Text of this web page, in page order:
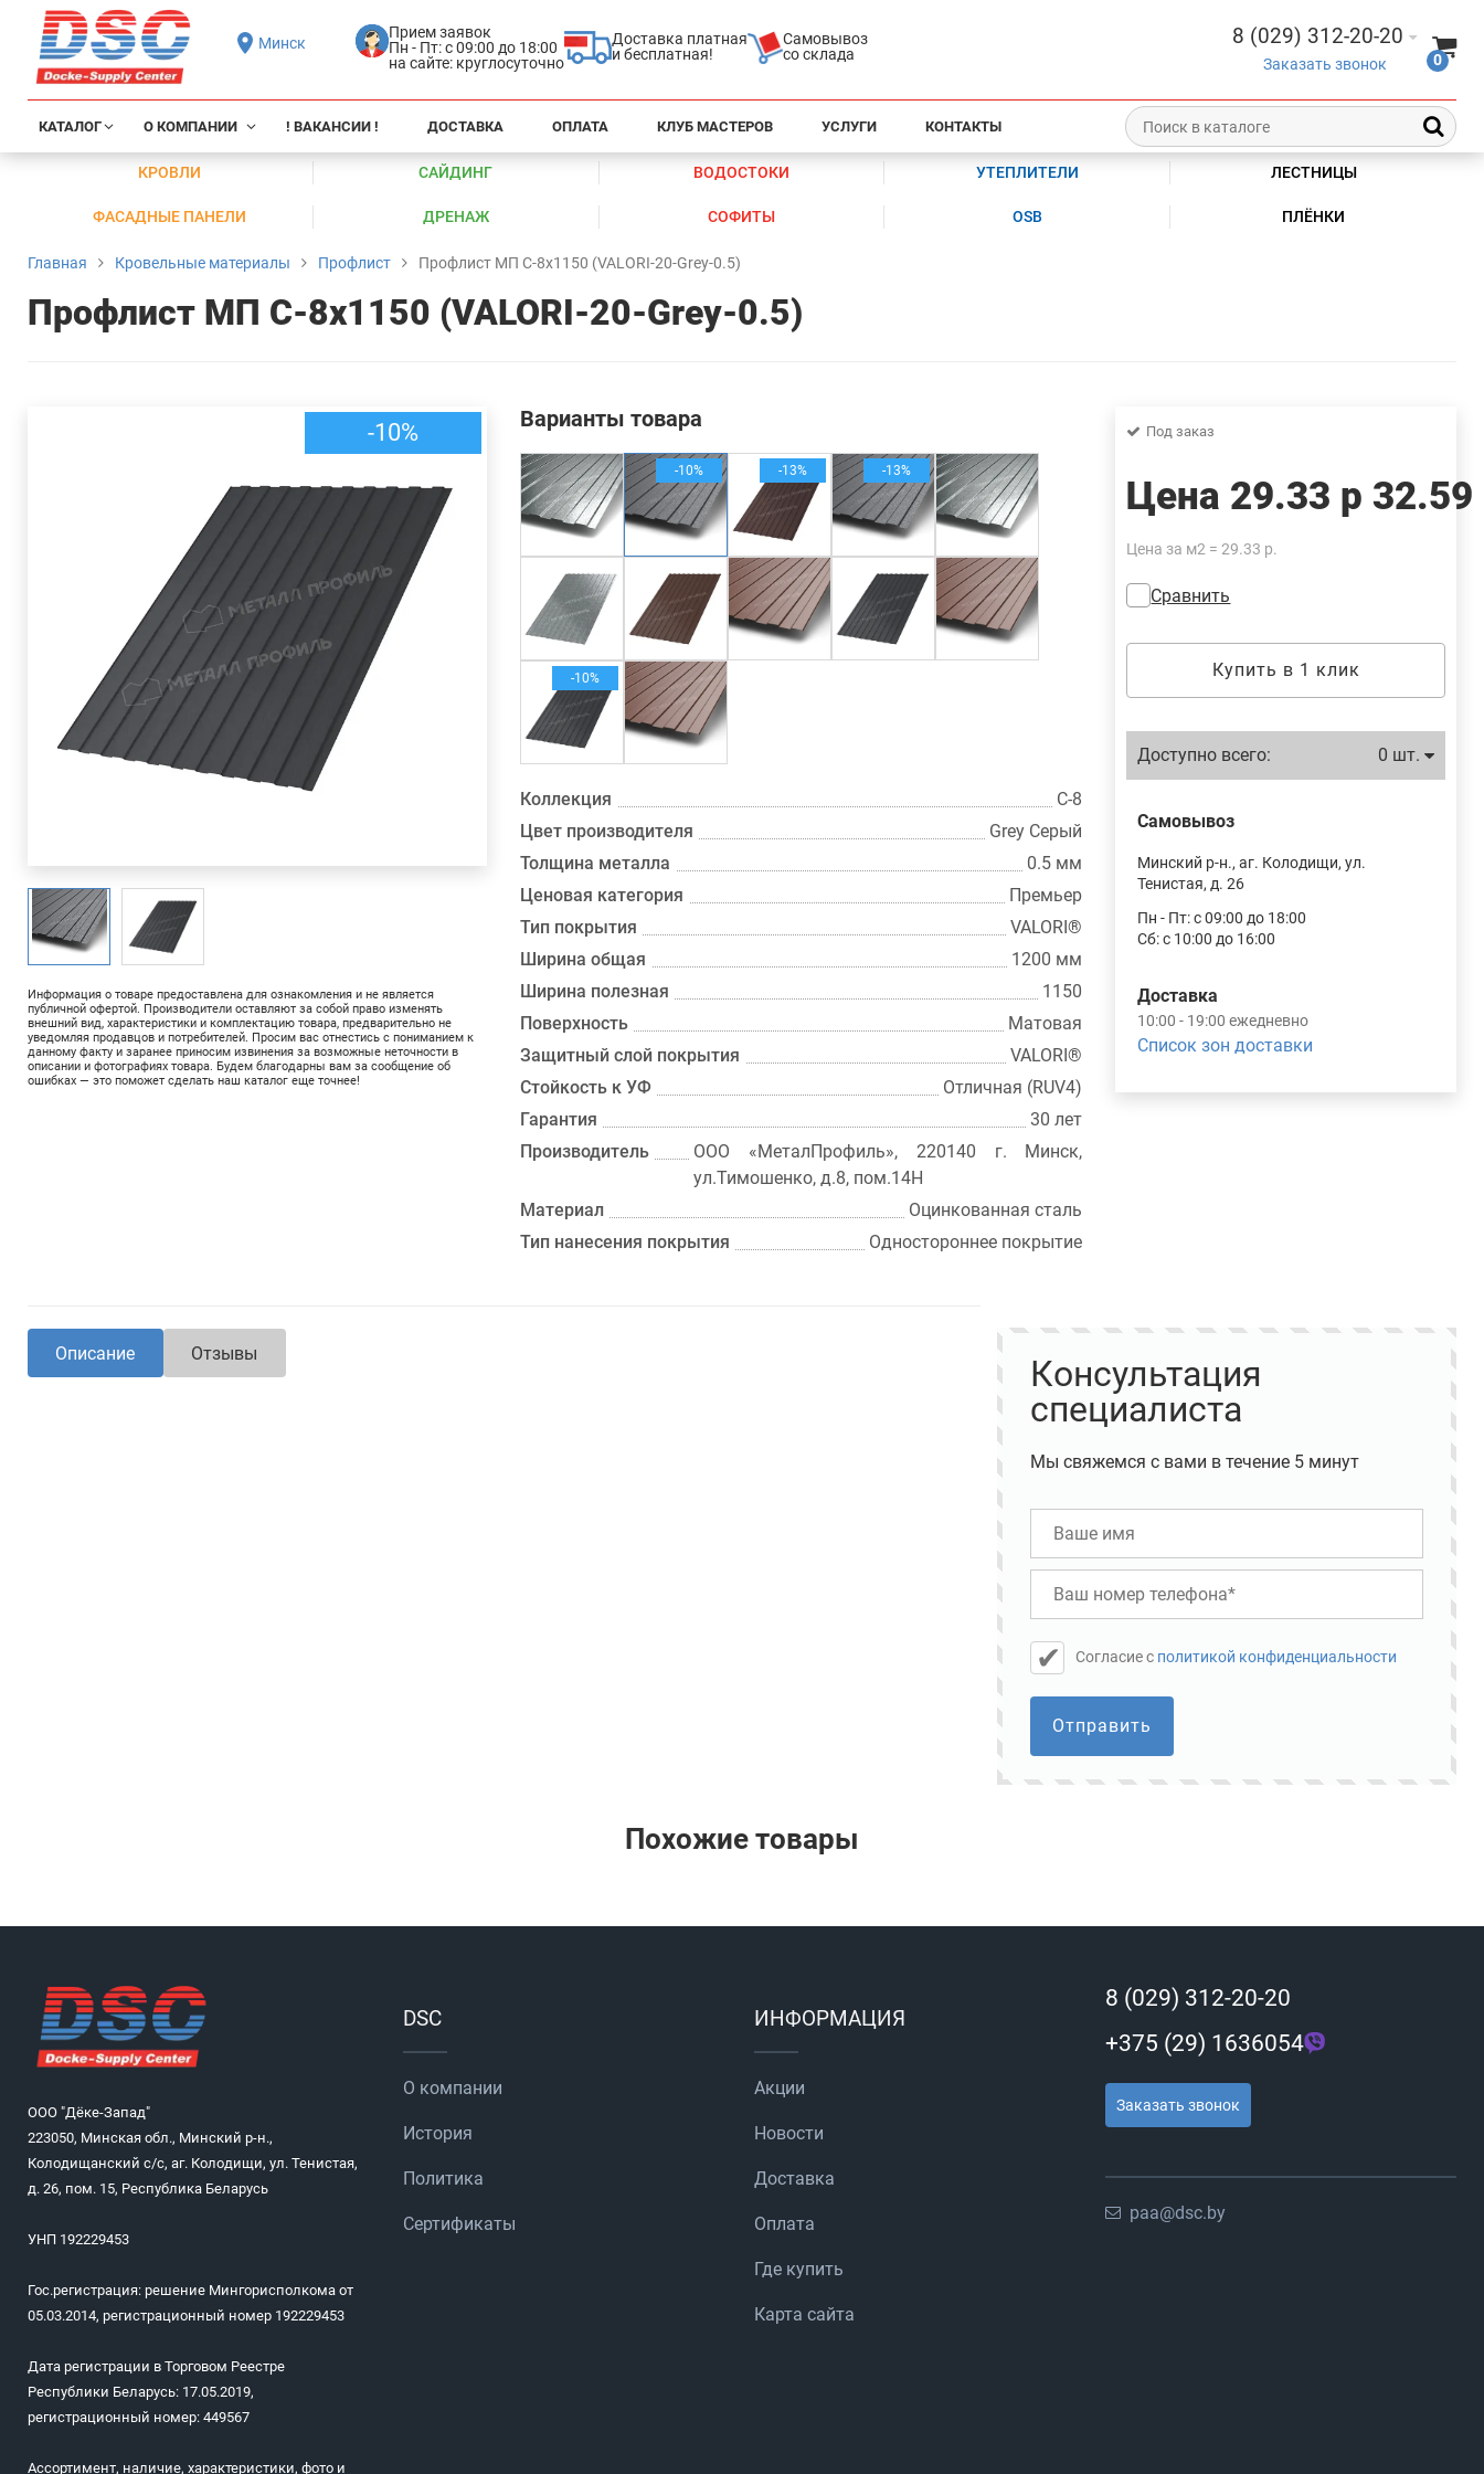
Минск
Прием заявок
Пн - Пт: с 09:00 до 18:00
на сайте: круглосуточно
Доставка платная
и бесплатная!
Самовывоз
со склада
8 (029) 312-20-20
Заказать звонок 0
КАТАЛОГ О КОМПАНИИ ! ВАКАНСИИ ! ДОСТАВКА ОПЛАТА КЛУБ МАСТЕРОВ УСЛУГИ КОНТАКТЫ
КРОВЛИ САЙДИНГ ВОДОСТОКИ УТЕПЛИТЕЛИ ЛЕСТНИЦЫ
ФАСАДНЫЕ ПАНЕЛИ ДРЕНАЖ СОФИТЫ OSB ПЛЁНКИ
Главная Кровельные материалы Профлист Профлист МП С-8х1150 (VALORI-20-Grey-0.5)
Профлист МП С-8х1150 (VALORI-20-Grey-0.5)
-10%
Информация о товаре предоставлена для ознакомления и не является
публичной офертой. Производители оставляют за собой право изменять
внешний вид, характеристики и комплектацию товара, предварительно не
уведомляя продавцов и потребителей. Просим вас отнестись с пониманием к
данному факту и заранее приносим извинения за возможные неточности в
описании и фотографиях товара. Будем благодарны вам за сообщение об
ошибках — это поможет сделать наш каталог еще точнее!
Варианты товара
-10% -13% -13%
-10%
Коллекция
С-8
Цвет производителя
Grey Серый
Толщина металла
0.5 мм
Ценовая категория
Премьер
Тип покрытия
VALORI®
Ширина общая
1200 мм
Ширина полезная
1150
Поверхность
Матовая
Защитный слой покрытия
VALORI®
Стойкость к УФ
Отличная (RUV4)
Гарантия
30 лет
Производитель
ООО «МеталПрофиль», 220140 г. Минск,
ул.Тимошенко, д.8, пом.14Н
Материал
Оцинкованная сталь
Тип нанесения покрытия
Одностороннее покрытие
Под заказ
Цена 29.33 р32.59
Цена за м2 = 29.33 р.
Сравнить
Купить в 1 клик
Доступно всего: 0 шт.
Самовывоз
Минский р-н., аг. Колодищи, ул.
Тенистая, д. 26
Пн - Пт: с 09:00 до 18:00
Сб: с 10:00 до 16:00
Доставка
10:00 - 19:00 ежедневно
Список зон доставки
Описание Отзывы
Консультация
специалиста
Мы свяжемся с вами в течение 5 минут
Cогласие с политикой конфиденциальности
Отправить
Похожие товары
ООО "Дёке-Запад"
223050, Минская обл., Минский р-н.,
Колодищанский с/с, аг. Колодищи, ул. Тенистая,
д. 26, пом. 15, Республика Беларусь
УНП 192229453
Гос.регистрация: решение Мингорисполкома от
05.03.2014, регистрационный номер 192229453
Дата регистрации в Торговом Реестре
Республики Беларусь: 17.05.2019,
регистрационный номер: 449567
Ассортимент, наличие, характеристики, фото и
DSC
О компании
История
Политика
Сертификаты
ИНФОРМАЦИЯ
Акции
Новости
Доставка
Оплата
Где купить
Карта сайта
8 (029) 312-20-20
+375 (29) 1636054
Заказать звонок
paa@dsc.by